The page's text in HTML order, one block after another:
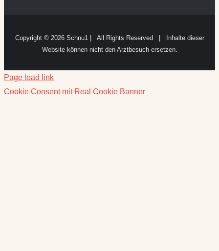
Copyright © 2026 Schnu1 | All Rights Reserved | Inhalte dieser
Website können nicht den Arztbesuch ersetzen.
Page load link
Cookie Consent mit Real Cookie Banner